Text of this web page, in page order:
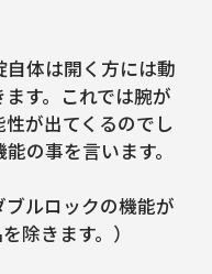
体は開く方には動
す。これでは腕が
が出てくるのでし
の事を言います。
ルロックの機能が
除きます。）